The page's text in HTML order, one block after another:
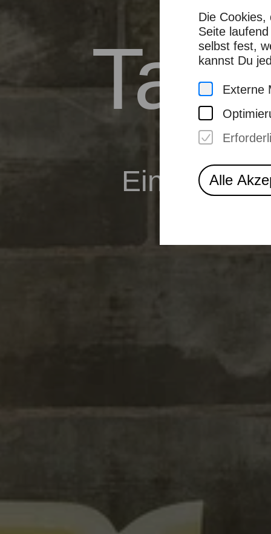
Die
Seite
selbst fest,
kannst Du
Externe
Alle
Eine